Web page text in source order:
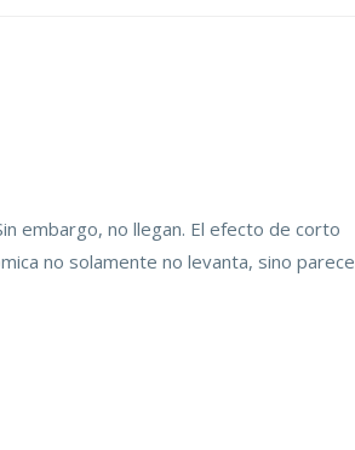
embargo, no llegan. El efecto de corto
no solamente no levanta, sino parece